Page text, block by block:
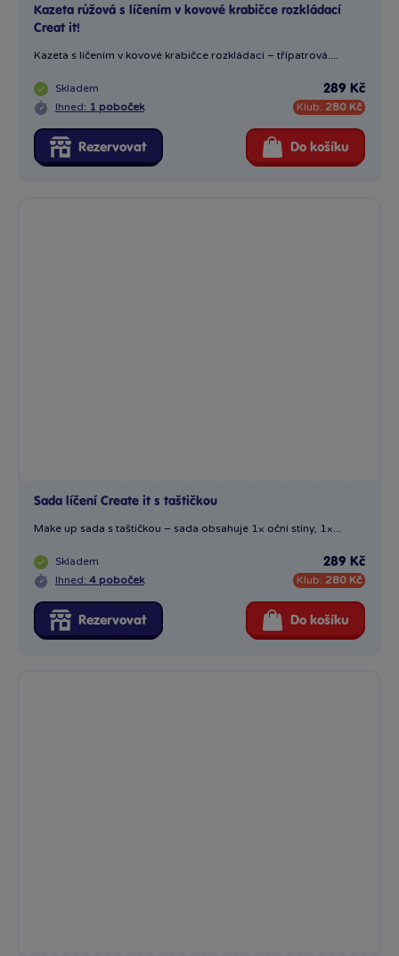
Kazeta růžová s líčením v kovové krabičce rozkládací
Creat it!
Kazeta s líčením v kovové krabičce rozkládací – třípatrová....
Skladem
Ihned: 1 poboček
289 Kč
Klub: 280 Kč
Rezervovat Do košíku
Sada líčení Create it s taštičkou
Make up sada s taštičkou – sada obsahuje 1× oční stíny, 1×...
Skladem
Ihned: 4 poboček
289 Kč
Klub: 280 Kč
Rezervovat Do košíku